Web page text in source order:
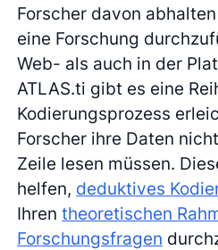
Forscher davon
eine Forschung
Web- als auch in der
ATLAS.ti gibt es eine
Kodierungsprozess
Forscher ihre Daten
Zeile lesen müssen.
helfen, deduktives
Ihrentheoretischen
Forschungsfragen